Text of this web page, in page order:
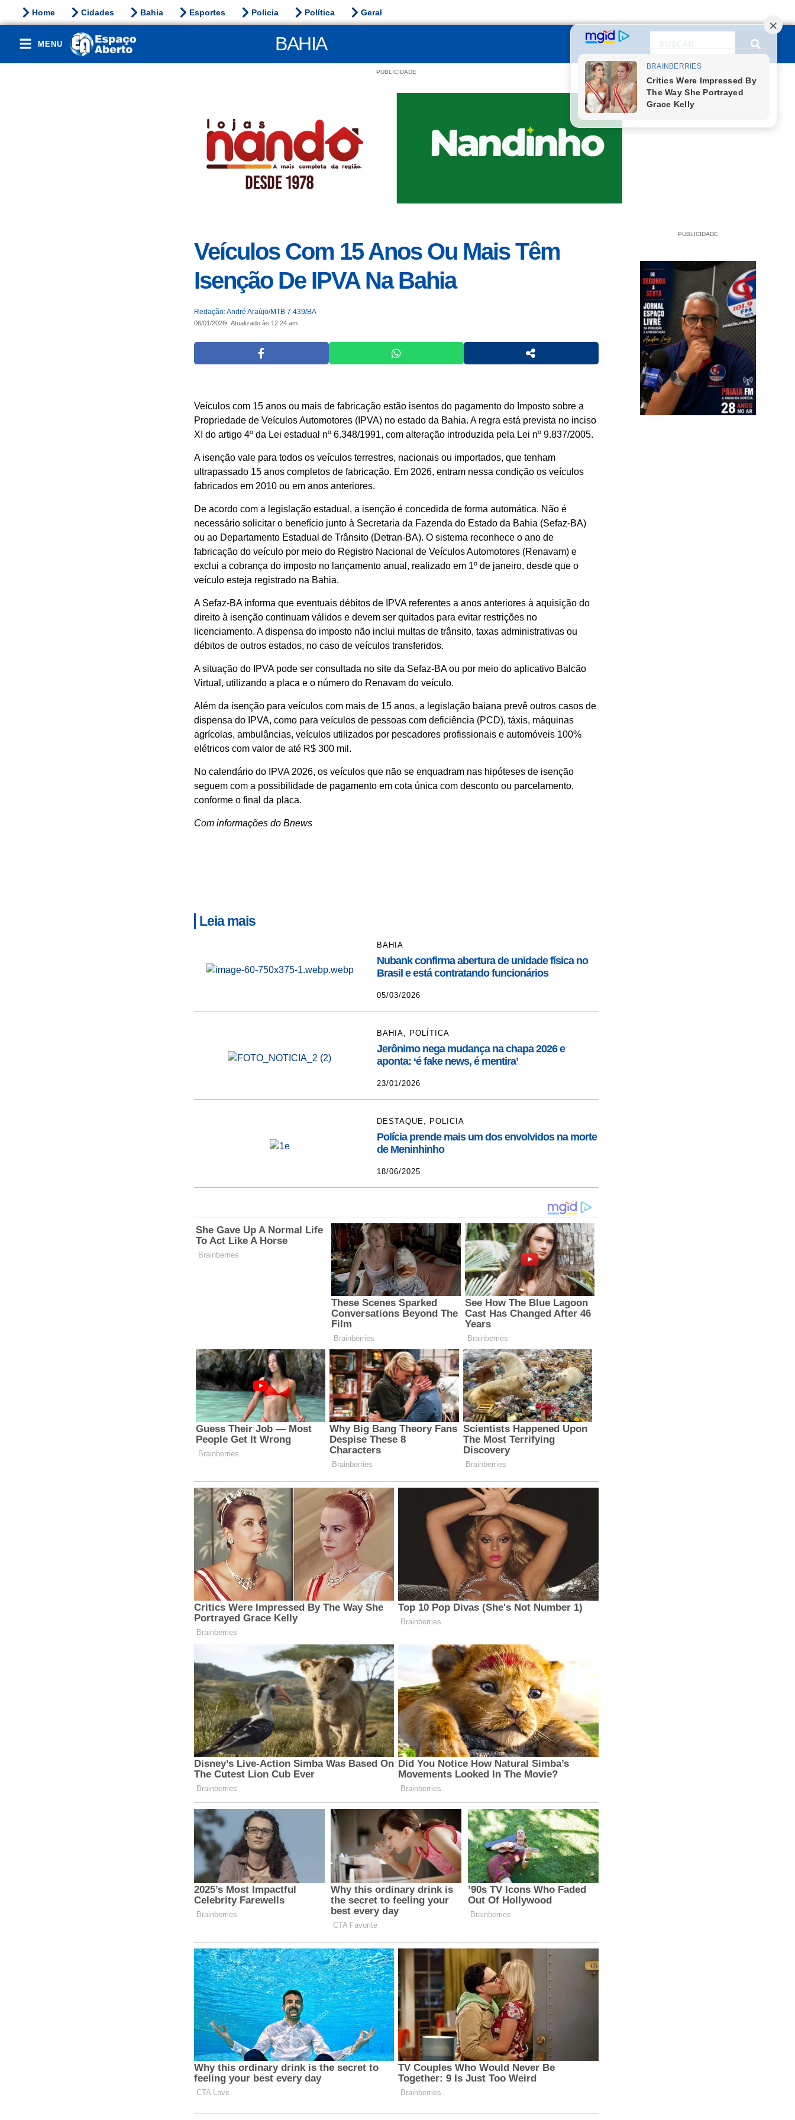
Home Cidades Bahia Esportes Policia Política Geral
MENU BAHIA
PUBLICIDADE
Veículos Com 15 Anos Ou Mais Têm
Isenção De IPVA Na Bahia
Redação: André Araújo/MTB 7.439/BA
06/01/2026 Atualizado às 12:24 am
Veículos com 15 anos ou mais de fabricação estão isentos do pagamento do Imposto sobre a
Propriedade de Veículos Automotores (IPVA) no estado da Bahia. A regra está prevista no inciso
XI do artigo 4º da Lei estadual nº 6.348/1991, com alteração introduzida pela Lei nº 9.837/2005.
A isenção vale para todos os veículos terrestres, nacionais ou importados, que tenham
ultrapassado 15 anos completos de fabricação. Em 2026, entram nessa condição os veículos
fabricados em 2010 ou em anos anteriores.
De acordo com a legislação estadual, a isenção é concedida de forma automática. Não é
necessário solicitar o benefício junto à Secretaria da Fazenda do Estado da Bahia (Sefaz-BA)
ou ao Departamento Estadual de Trânsito (Detran-BA). O sistema reconhece o ano de
fabricação do veículo por meio do Registro Nacional de Veículos Automotores (Renavam) e
exclui a cobrança do imposto no lançamento anual, realizado em 1º de janeiro, desde que o
veículo esteja registrado na Bahia.
A Sefaz-BA informa que eventuais débitos de IPVA referentes a anos anteriores à aquisição do
direito à isenção continuam válidos e devem ser quitados para evitar restrições no
licenciamento. A dispensa do imposto não inclui multas de trânsito, taxas administrativas ou
débitos de outros estados, no caso de veículos transferidos.
A situação do IPVA pode ser consultada no site da Sefaz-BA ou por meio do aplicativo Balcão
Virtual, utilizando a placa e o número do Renavam do veículo.
Além da isenção para veículos com mais de 15 anos, a legislação baiana prevê outros casos de
dispensa do IPVA, como para veículos de pessoas com deficiência (PCD), táxis, máquinas
agrícolas, ambulâncias, veículos utilizados por pescadores profissionais e automóveis 100%
elétricos com valor de até R$ 300 mil.
No calendário do IPVA 2026, os veículos que não se enquadram nas hipóteses de isenção
seguem com a possibilidade de pagamento em cota única com desconto ou parcelamento,
conforme o final da placa.
Com informações do Bnews
Leia mais
BAHIA
Nubank confirma abertura de unidade física no
Brasil e está contratando funcionários
05/03/2026
BAHIA POLÍTICA
Jerônimo nega mudança na chapa 2026 e
aponta: ‘é fake news, é mentira’
23/01/2026
DESTAQUE POLICIA
Polícia prende mais um dos envolvidos na morte
de Meninhinho
18/06/2025
PUBLICIDADE